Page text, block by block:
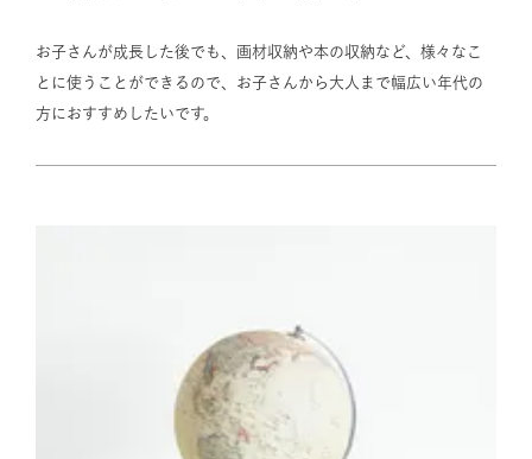
お子さんが成長した後でも、画材収納や本の収納など、様々なこ
とに使うことができるので、お子さんから大人まで幅広い年代の
方におすすめしたいです。